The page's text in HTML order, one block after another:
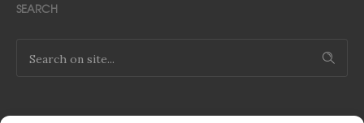
SEARCH